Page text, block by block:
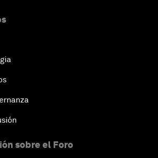
sobre el Foro